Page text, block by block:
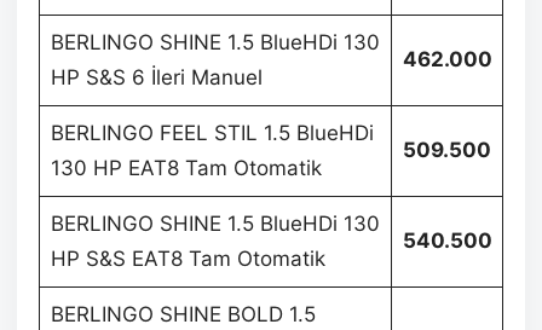
BERLINGO SHINE 1.5 BlueHDi 130
HP S&S 6 İleri Manuel
462.000
BERLINGO FEEL STIL 1.5 BlueHDi
130 HP EAT8 Tam Otomatik
509.500
BERLINGO SHINE 1.5 BlueHDi 130
HP S&S EAT8 Tam Otomatik
540.500
BERLINGO SHINE BOLD 1.5